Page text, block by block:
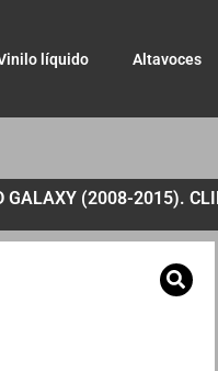
líquido Altavoces
GALAXY (2008-2015).